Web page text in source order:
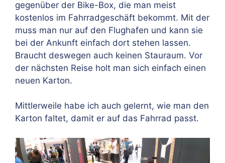
gegenüber der Bike-Box, die man meist
kostenlos im Fahrradgeschäft bekommt. Mit der
muss man nur auf den Flughafen und kann sie
bei der Ankunft einfach dort stehen lassen.
Braucht deswegen auch keinen Stauraum. Vor
der nächsten Reise holt man sich einfach einen
neuen Karton.
Mittlerweile habe ich auch gelernt, wie man den
Karton faltet, damit er auf das Fahrrad passt.